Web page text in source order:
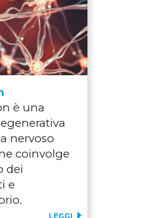
è una
nervoso
coinvolge
dei
e
LEGGI